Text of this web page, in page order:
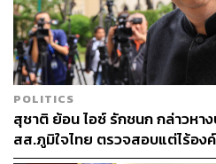
ปดิพัทธ์ สันติภาดา สส. พิษณุโลก
ไกล ถูกวางตัวเป็นประธานสภา
ก้าวไกลชนะเลือกตั้งกว่า 14 ล้า
2566 ทว่าเกมแย่งชิงประธานสภ
ประธานสภาผู้แทนราษฎรคนที่ 1
ต่อมาหลังพรรคเพื่อไทยปล่อยมื
POLITICS
สุชาติ ย้อน ไอซ์ รักชนก กล่าวหา
สส.ภูมิใจไทย ตรวจสอบแต่ไร้อง